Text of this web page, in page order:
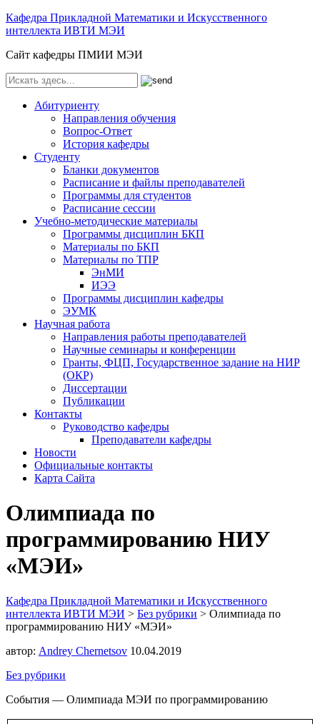
Кафедра Прикладной Математики и Искусственного
интеллекта ИВТИ МЭИ
Сайт кафедры ПМИИ МЭИ
Абитуриенту
Направления обучения
Вопрос-Ответ
История кафедры
Студенту
Бланки документов
Расписание и файлы преподавателей
Программы для студентов
Расписание сессии
Учебно-методические материалы
Программы дисциплин БКП
Материалы по БКП
Материалы по ТПР
ЭнМИ
ИЭЭ
Программы дисциплин кафедры
ЭУМК
Научная работа
Направления работы преподавателей
Научные семинары и конференции
Гранты, ФЦП, Государственное задание на НИР
(ОКР)
Диссертации
Публикации
Контакты
Руководство кафедры
Преподаватели кафедры
Новости
Официальные контакты
Карта Сайта
Олимпиада по
программированию НИУ
«МЭИ»
Кафедра Прикладной Математики и Искусственного
интеллекта ИВТИ МЭИ > Без рубрики > Олимпиада по
программированию НИУ «МЭИ»
автор: Andrey Chernetsov 10.04.2019
Без рубрики
События — Олимпиада МЭИ по программированию